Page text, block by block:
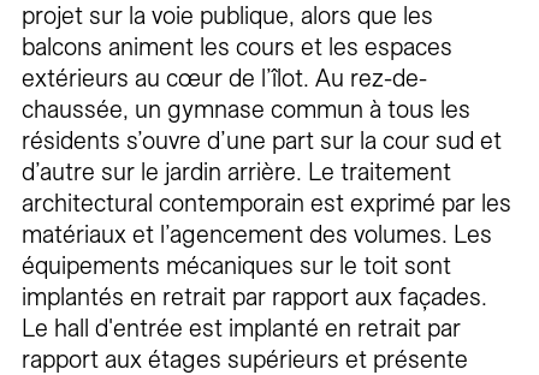
projet sur la voie publique, alors que les
balcons animent les cours et les espaces
extérieurs au cœur de l’îlot. Au rez-de-
chaussée, un gymnase commun à tous les
résidents s’ouvre d’une part sur la cour sud et
d’autre sur le jardin arrière. Le traitement
architectural contemporain est exprimé par les
matériaux et l’agencement des volumes. Les
équipements mécaniques sur le toit sont
implantés en retrait par rapport aux façades.
Le hall d'entrée est implanté en retrait par
rapport aux étages supérieurs et présente